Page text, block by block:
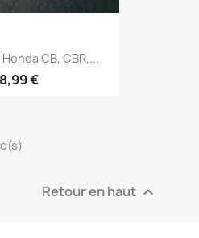
CB, CBR,...
8,99 €
Retour en haut 